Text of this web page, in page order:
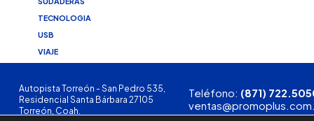
TECNOLOGIA
USB
VIAJE
Autopista Torreón - San Pedro 535,
Residencial Santa Bárbara 27105
Torreón, Coah.
Teléfono: (871)